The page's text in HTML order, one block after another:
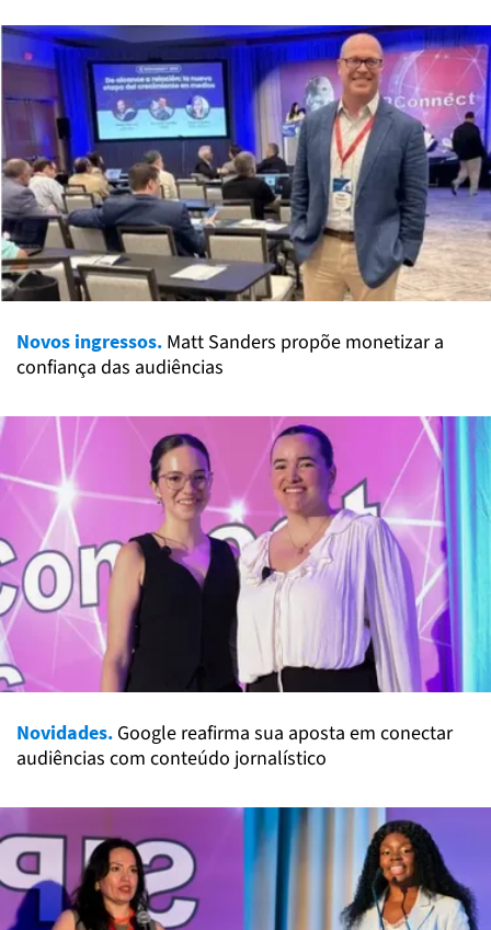
Novos ingressos. Matt Sanders propõe monetizar a
confiança das audiências
Novidades. Google reafirma sua aposta em conectar
audiências com conteúdo jornalístico